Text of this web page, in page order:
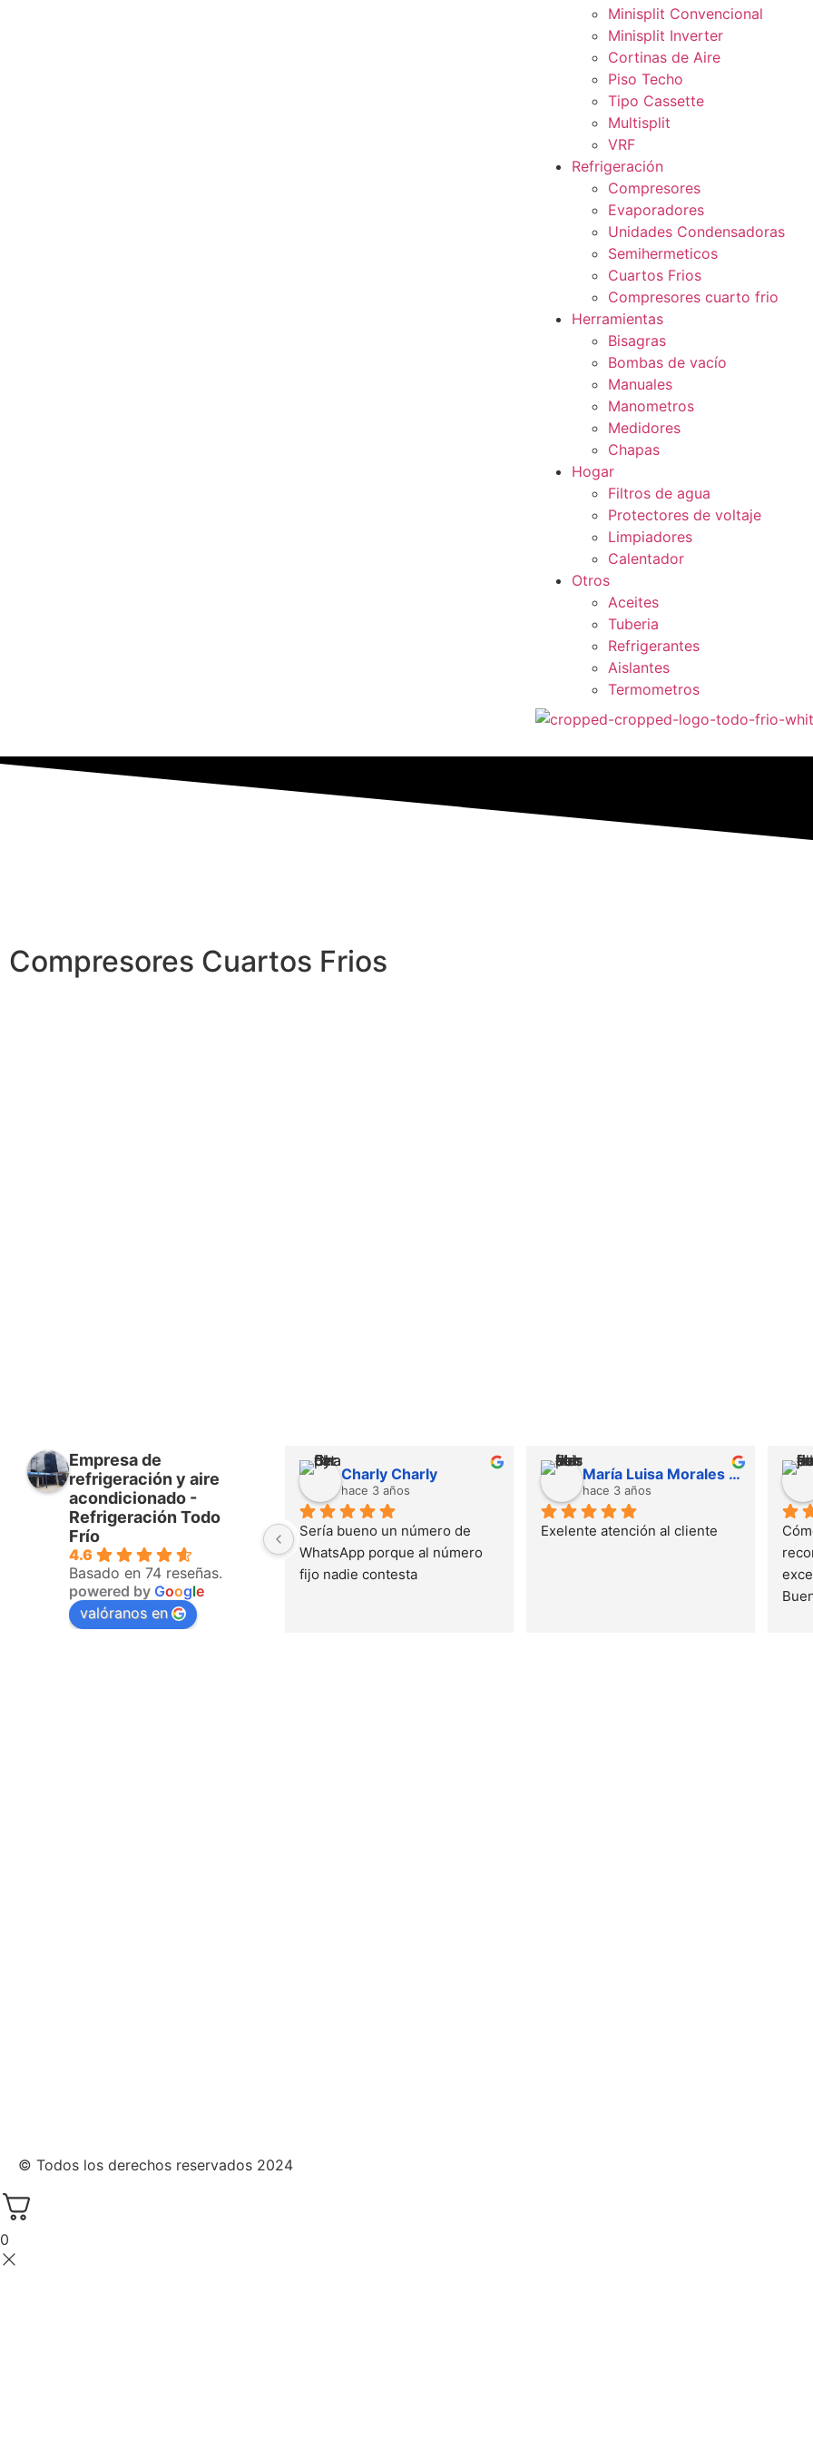
Minisplit Convencional
Minisplit Inverter
Cortinas de Aire
Piso Techo
Tipo Cassette
Multisplit
VRF
Refrigeración
Compresores
Evaporadores
Unidades Condensadoras
Semihermeticos
Cuartos Frios
Compresores cuarto frio
Herramientas
Bisagras
Bombas de vacío
Manuales
Manometros
Medidores
Chapas
Hogar
Filtros de agua
Protectores de voltaje
Limpiadores
Calentador
Otros
Aceites
Tuberia
Refrigerantes
Aislantes
Termometros
Compresores Cuartos Frios
Empresa de
refrigeración y aire
acondicionado -
Refrigeración Todo
Frío
4.6
Basado en 74 reseñas.
powered by Google
valóranos en
Charly Charly
hace 3 años
Sería bueno un número de
WhatsApp porque al número
fijo nadie contesta
María Luisa Morales cordoba
hace 3 años
Exelente atención al cliente
© Todos los derechos reservados 2024
0